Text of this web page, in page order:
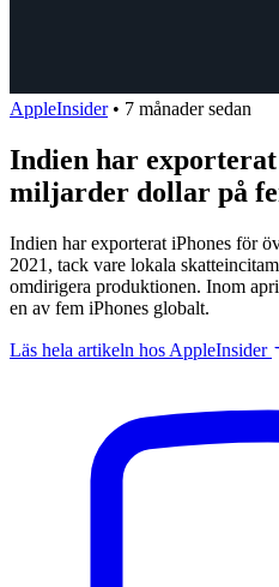
AppleInsider • 7 månader sedan
Indien har
miljarder dollar på
Indien har exporterat iPhones för
2021, tack vare lokala
omdirigera produktionen. Inom
en av fem iPhones globalt.
Läs hela artikeln hos AppleInsider